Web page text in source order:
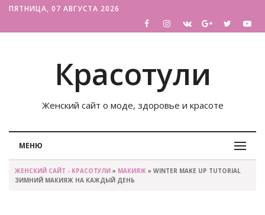
ПЯТНИЦА, 07 АВГУСТА 2026
Красотули
Женский сайт о моде, здоровье и красоте
МЕНЮ
ЖЕНСКИЙ САЙТ - КРАСОТУЛИ » МАКИЯЖ » WINTER MAKE UP TUTORIAL
ЗИМНИЙ МАКИЯЖ НА КАЖДЫЙ ДЕНЬ